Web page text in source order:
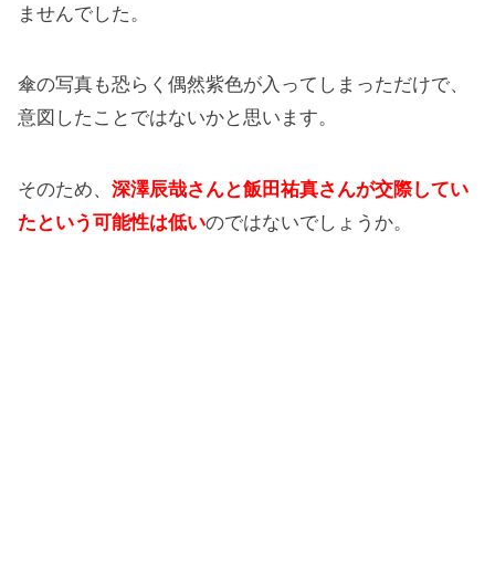
ませんでした。
傘の写真も恐らく偶然紫色が入ってしまっただけで、
意図したことではないかと思います。
そのため、深澤辰哉さんと飯田祐真さんが交際してい
たという可能性は低いのではないでしょうか。